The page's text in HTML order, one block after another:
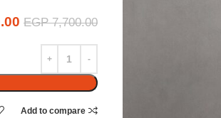
EGP7,700.00
Add to compare